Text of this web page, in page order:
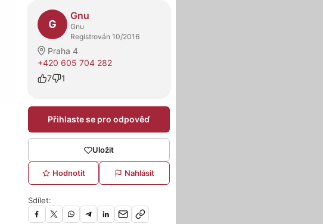
O prodejci
G
Gnu
Gnu
Registrován 10/2016
Praha 4
+420 605 704 282
7
1
Přihlaste se pro odpověď
Uložit
Hodnotit Nahlásit
Sdílet: